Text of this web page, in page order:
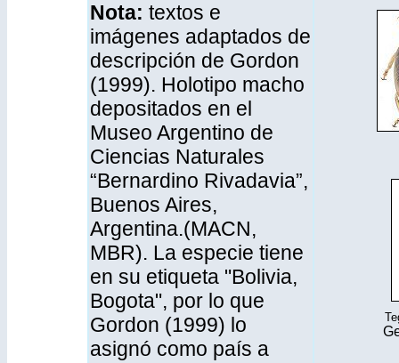
Nota: textos e
imágenes adaptados de
descripción de Gordon
(1999). Holotipo macho
depositados en el
Museo Argentino de
Ciencias Naturales
“Bernardino Rivadavia”,
Buenos Aires,
Argentina.(MACN,
MBR). La especie tiene
en su etiqueta "Bolivia,
Bogota", por lo que
Gordon (1999) lo
asignó como país a